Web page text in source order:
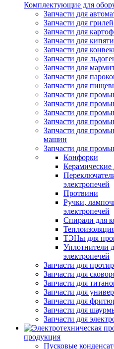
Комплектующие для
Запчасти для
Запчасти для грилей
Запчасти для
Запчасти для
Запчасти для
Запчасти для
Запчасти для
Запчасти для
Запчасти для
Запчасти для
Запчасти для
Запчасти для
Запчасти для
Запчасти для
машин
Запчасти для
Конфорки
Керамические
электропечей
Протвини
Ручки,
электропечей
Спирали для
ТЭНы для
Уплотнители
электропечей
Запчасти для
Запчасти для
Запчасти для
Запчасти для
Запчасти для
Запчасти для
Запчасти для
продукция
Пусковые